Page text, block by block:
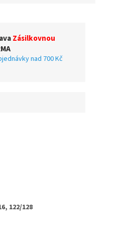
Zásilkovnou
nad 700 Kč
122/128